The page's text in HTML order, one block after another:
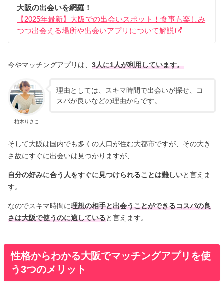
大阪の出会いを網羅！
【2025年最新】大阪での出会いスポット！食事も楽しみ
つつ出会える場所や出会いアプリについて解説
今やマッチングアプリは、3人に1人が利用しています。
柏木りさこ
理由としては、スキマ時間で出会いが探せ、コ
スパが良いなどの理由からです。
そして大阪は国内でも多くの人口が住む大都市ですが、その大き
さ故にすぐに出会いは見つかりますが、
自分の好みに合う人をすぐに見つけられることは難しいと言えま
す。
なのでスキマ時間に理想の相手と出会うことができるコスパの良
さは大阪で使うのに適していると言えます。
性格からわかる大阪でマッチングアプリを使
う3つのメリット